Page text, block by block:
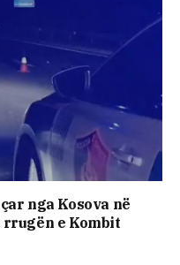
nga Kosova në
e Kombit